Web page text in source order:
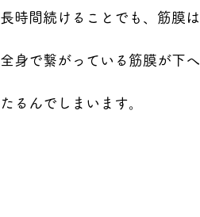
長時間続けることでも、筋膜
全身で繋がっている筋膜が下
たるんでしまいます。